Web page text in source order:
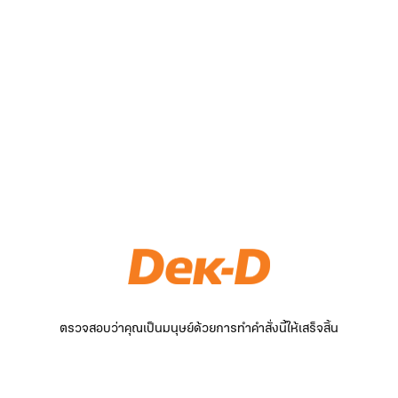
ตรวจสอบว่าคุณเป็นมนุษย์ด้วยการทำคำสั่งนี้ให้เสร็จสิ้น